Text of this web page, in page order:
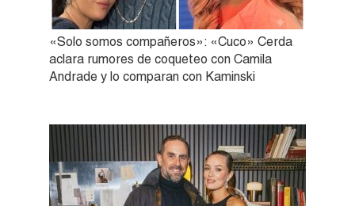
«Solo somos compañeros»: «Cuco» Cerda
aclara rumores de coqueteo con Camila
Andrade y lo comparan con Kaminski